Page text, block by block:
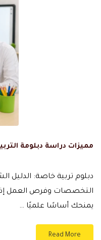
مميزات دراسة دبلومة
دبلوم تربية خاصة: الدليل
التخصصات وفرص العمل
يمنحك أساسًا علميًا …
Read More